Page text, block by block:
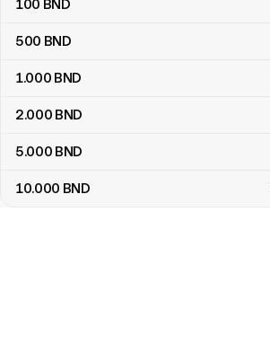
100 BND
500 BND
1.000 BND
2.000 BND
5.000 BND
10.000 BND